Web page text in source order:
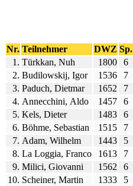
Nr. Teilnehmer DWZ Sp.
1. Türkkan, Nuh 1800 6
2. Budilowskij, Igor 1536 7
3. Paduch, Dietmar 1652 7
4. Annecchini, Aldo 1457 6
5. Kels, Dieter 1483 6
6. Böhme, Sebastian 1515 7
7. Adam, Wilhelm 1443 5
8. La Loggia, Franco 1613 7
9. Milici, Giovanni 1562 6
10. Scheiner, Martin 1333 5